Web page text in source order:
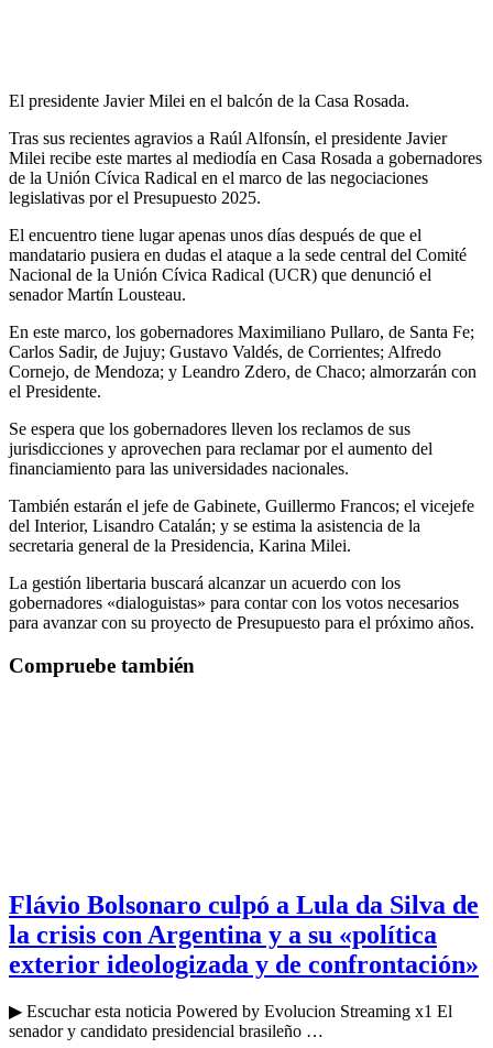
El presidente Javier Milei en el balcón de la Casa Rosada.
Tras sus recientes agravios a Raúl Alfonsín, el presidente Javier
Milei recibe este martes al mediodía en Casa Rosada a gobernadores
de la Unión Cívica Radical en el marco de las negociaciones
legislativas por el Presupuesto 2025.
El encuentro tiene lugar apenas unos días después de que el
mandatario pusiera en dudas el ataque a la sede central del Comité
Nacional de la Unión Cívica Radical (UCR) que denunció el
senador Martín Lousteau.
En este marco, los gobernadores Maximiliano Pullaro, de Santa Fe;
Carlos Sadir, de Jujuy; Gustavo Valdés, de Corrientes; Alfredo
Cornejo, de Mendoza; y Leandro Zdero, de Chaco; almorzarán con
el Presidente.
Se espera que los gobernadores lleven los reclamos de sus
jurisdicciones y aprovechen para reclamar por el aumento del
financiamiento para las universidades nacionales.
También estarán el jefe de Gabinete, Guillermo Francos; el vicejefe
del Interior, Lisandro Catalán; y se estima la asistencia de la
secretaria general de la Presidencia, Karina Milei.
La gestión libertaria buscará alcanzar un acuerdo con los
gobernadores «dialoguistas» para contar con los votos necesarios
para avanzar con su proyecto de Presupuesto para el próximo años.
Compruebe también
Flávio Bolsonaro culpó a Lula da Silva de
la crisis con Argentina y a su «política
exterior ideologizada y de confrontación»
▶ Escuchar esta noticia Powered by Evolucion Streaming x1 El
senador y candidato presidencial brasileño …